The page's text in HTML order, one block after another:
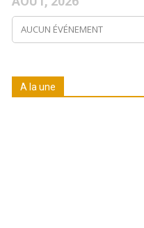
AUCUN ÉVÉNEMENT
A la une